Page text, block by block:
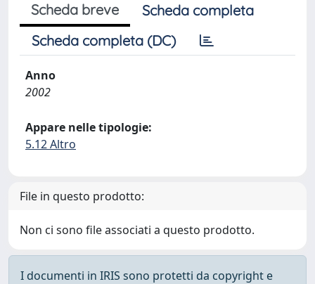
Scheda breve
Scheda completa
Scheda completa (DC)
Anno
2002
Appare nelle tipologie:
5.12 Altro
File in questo prodotto:
Non ci sono file associati a questo prodotto.
I documenti in IRIS sono protetti da copyright e